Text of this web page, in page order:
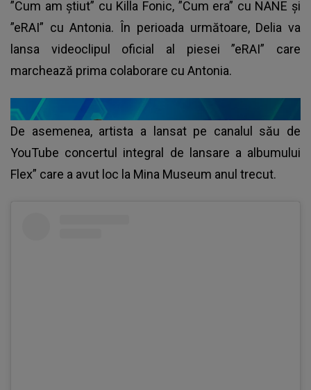
”Cum am știut” cu Killa Fonic, ”Cum era” cu NANE și
”eRAI” cu Antonia. În perioada următoare, Delia va
lansa videoclipul oficial al piesei ”eRAI” care
marchează prima colaborare cu Antonia.
De asemenea, artista a lansat pe canalul său de
YouTube concertul integral de lansare a albumului
Flex” care a avut loc la Mina Museum anul trecut.